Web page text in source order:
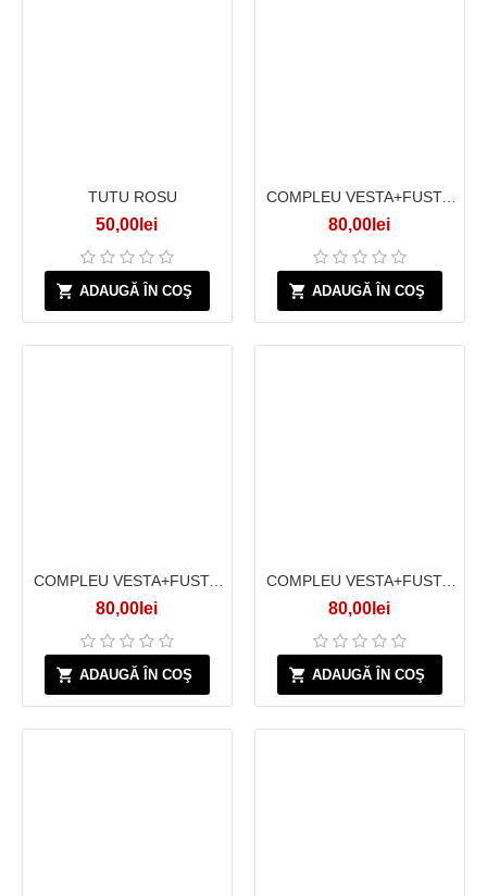
TUTU ROSU
50,00lei
ADAUGĂ ÎN COŞ
COMPLEU VESTA+FUSTA NEGRU
80,00lei
ADAUGĂ ÎN COŞ
COMPLEU VESTA+FUSTA ROSU
80,00lei
ADAUGĂ ÎN COŞ
COMPLEU VESTA+FUSTA VERDE
80,00lei
ADAUGĂ ÎN COŞ